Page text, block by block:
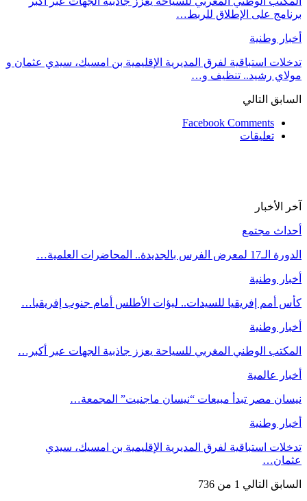
على الإطلاق للربط…
وطنية
استباقية لفرق المديرية الإقليمية بن امسيك، سيدي عثمان و
رشيد.. تنظيف و…
التالي
Facebook Comments
تعليقات
الأخبار
مجتمع
الـ17 لمعرض الفرس بالجديدة.. المحاضرات العلمية…
وطنية
أمم إفريقيا للسيدات.. لبؤات الأطلس أمام جنوب إفريقيا…
وطنية
الوطني المغربي للسياحة يعزز جاذبية الجهات عبر أكبر…
عالمية
مصر تبدأ مبيعات “نيسان ماجنيت” المجمعة…
وطنية
استباقية لفرق المديرية الإقليمية بن امسيك، سيدي
التالي 1 من 736